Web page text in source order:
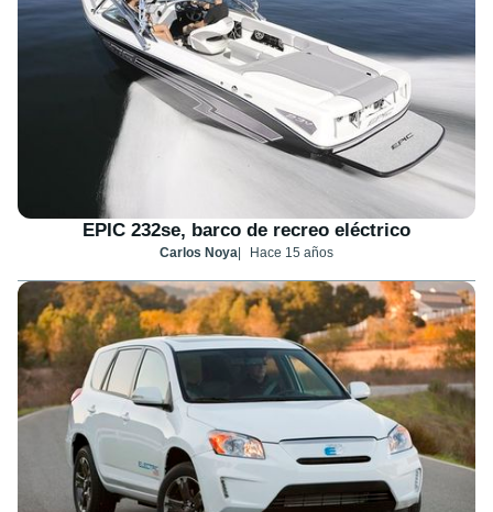
EPIC 232se, barco de recreo eléctrico
Carlos Noya Hace 15 años